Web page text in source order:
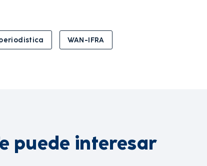
WAN-IFRA
puede interesar